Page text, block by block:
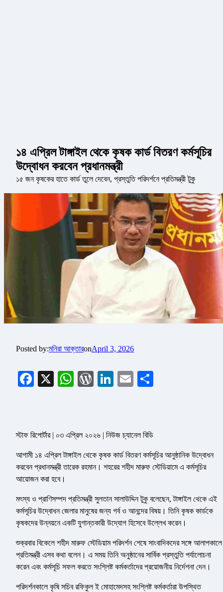
১৪ এপ্রিল টাঙ্গাইল থেকে কৃষক কার্ড বিতরণ কর্মসূচির
উদ্বোধন করবেন প্রধানমন্ত্রী
১৫ জন কৃষকের হাতে কার্ড তুলে দেবেন, প্রস্তুতি পরিদর্শনে প্রতিমন্ত্রী টুকু
Posted by:মনিরা আক্তারonApril 3, 2026
Facebook
X WhatsApp
WordPress
LinkedIn
Email
স্টাফ রিপোর্টার | ০৩ এপ্রিল ২০২৬ | নিউজ চ্যানেল বিডি
আগামী ১৪ এপ্রিল টাঙ্গাইল থেকে কৃষক কার্ড বিতরণ কর্মসূচির আনুষ্ঠানিক উদ্বোধন
করবেন প্রধানমন্ত্রী তারেক রহমান। শহরের শহীদ মারুফ স্টেডিয়ামে এ কর্মসূচির
আয়োজন করা হবে।
মৎস্য ও প্রাণিসম্পদ প্রতিমন্ত্রী সুলতান সালাউদ্দিন টুকু বলেছেন, টাঙ্গাইল থেকে এই
কর্মসূচির উদ্বোধন জেলার মানুষের জন্য গর্ব ও আনন্দের বিষয়। তিনি কৃষক কার্ডকে
কৃষকদের উন্নয়নে একটি যুগান্তকারী উদ্যোগ হিসেবে উল্লেখ করেন।
শুক্রবার বিকেলে শহীদ মারুফ স্টেডিয়াম পরিদর্শন শেষে সাংবাদিকদের সঙ্গে আলাপকালে
প্রতিমন্ত্রী এসব কথা বলেন। এ সময় তিনি অনুষ্ঠানের সার্বিক প্রস্তুতি পর্যালোচনা
করেন এবং কর্মসূচি সফল করতে সংশ্লিষ্ট কর্মকর্তাদের প্রয়োজনীয় নির্দেশনা দেন।
পরিদর্শনকালে কৃষি সচিব রফিকুল ই মোহামেদসহ সংশ্লিষ্ট কর্মকর্তারা উপস্থিত